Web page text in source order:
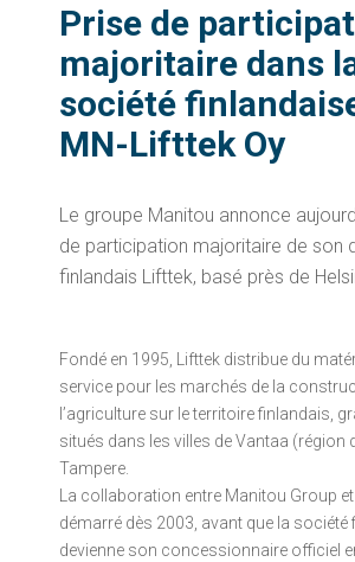
Prise de
majoritaire dans
société
MN-Lifttek Oy
Le groupe Manitou annonce
de participation majoritaire de son
finlandais Lifttek, basé près de
Fondé en 1995, Lifttek distribue du
service pour les marchés de la
l’agriculture sur le territoire finlandais,
situés dans les villes de Vantaa (région
Tampere.
La collaboration entre Manitou Group
démarré dès 2003, avant que la société
devienne son concessionnaire officiel